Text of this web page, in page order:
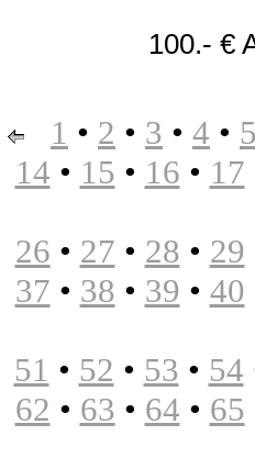
100.- €
1 • 2 • 3 • 4 •
14 • 15 • 16 • 17
26 • 27 • 28 • 29
37 • 38 • 39 • 40
51 • 52 • 53 • 54
62 • 63 • 64 • 65